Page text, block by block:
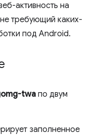
активность на
требующий каких-
под Android.
twa по двум
заполненное